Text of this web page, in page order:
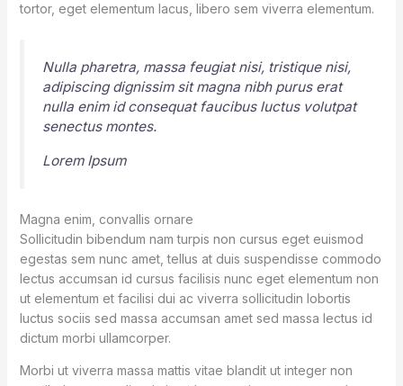
tortor, eget elementum lacus, libero sem viverra elementum.
Nulla pharetra, massa feugiat nisi, tristique nisi,
adipiscing dignissim sit magna nibh purus erat
nulla enim id consequat faucibus luctus volutpat
senectus montes.
Lorem Ipsum
Magna enim, convallis ornare
Sollicitudin bibendum nam turpis non cursus eget euismod
egestas sem nunc amet, tellus at duis suspendisse commodo
lectus accumsan id cursus facilisis nunc eget elementum non
ut elementum et facilisi dui ac viverra sollicitudin lobortis
luctus sociis sed massa accumsan amet sed massa lectus id
dictum morbi ullamcorper.
Morbi ut viverra massa mattis vitae blandit ut integer non